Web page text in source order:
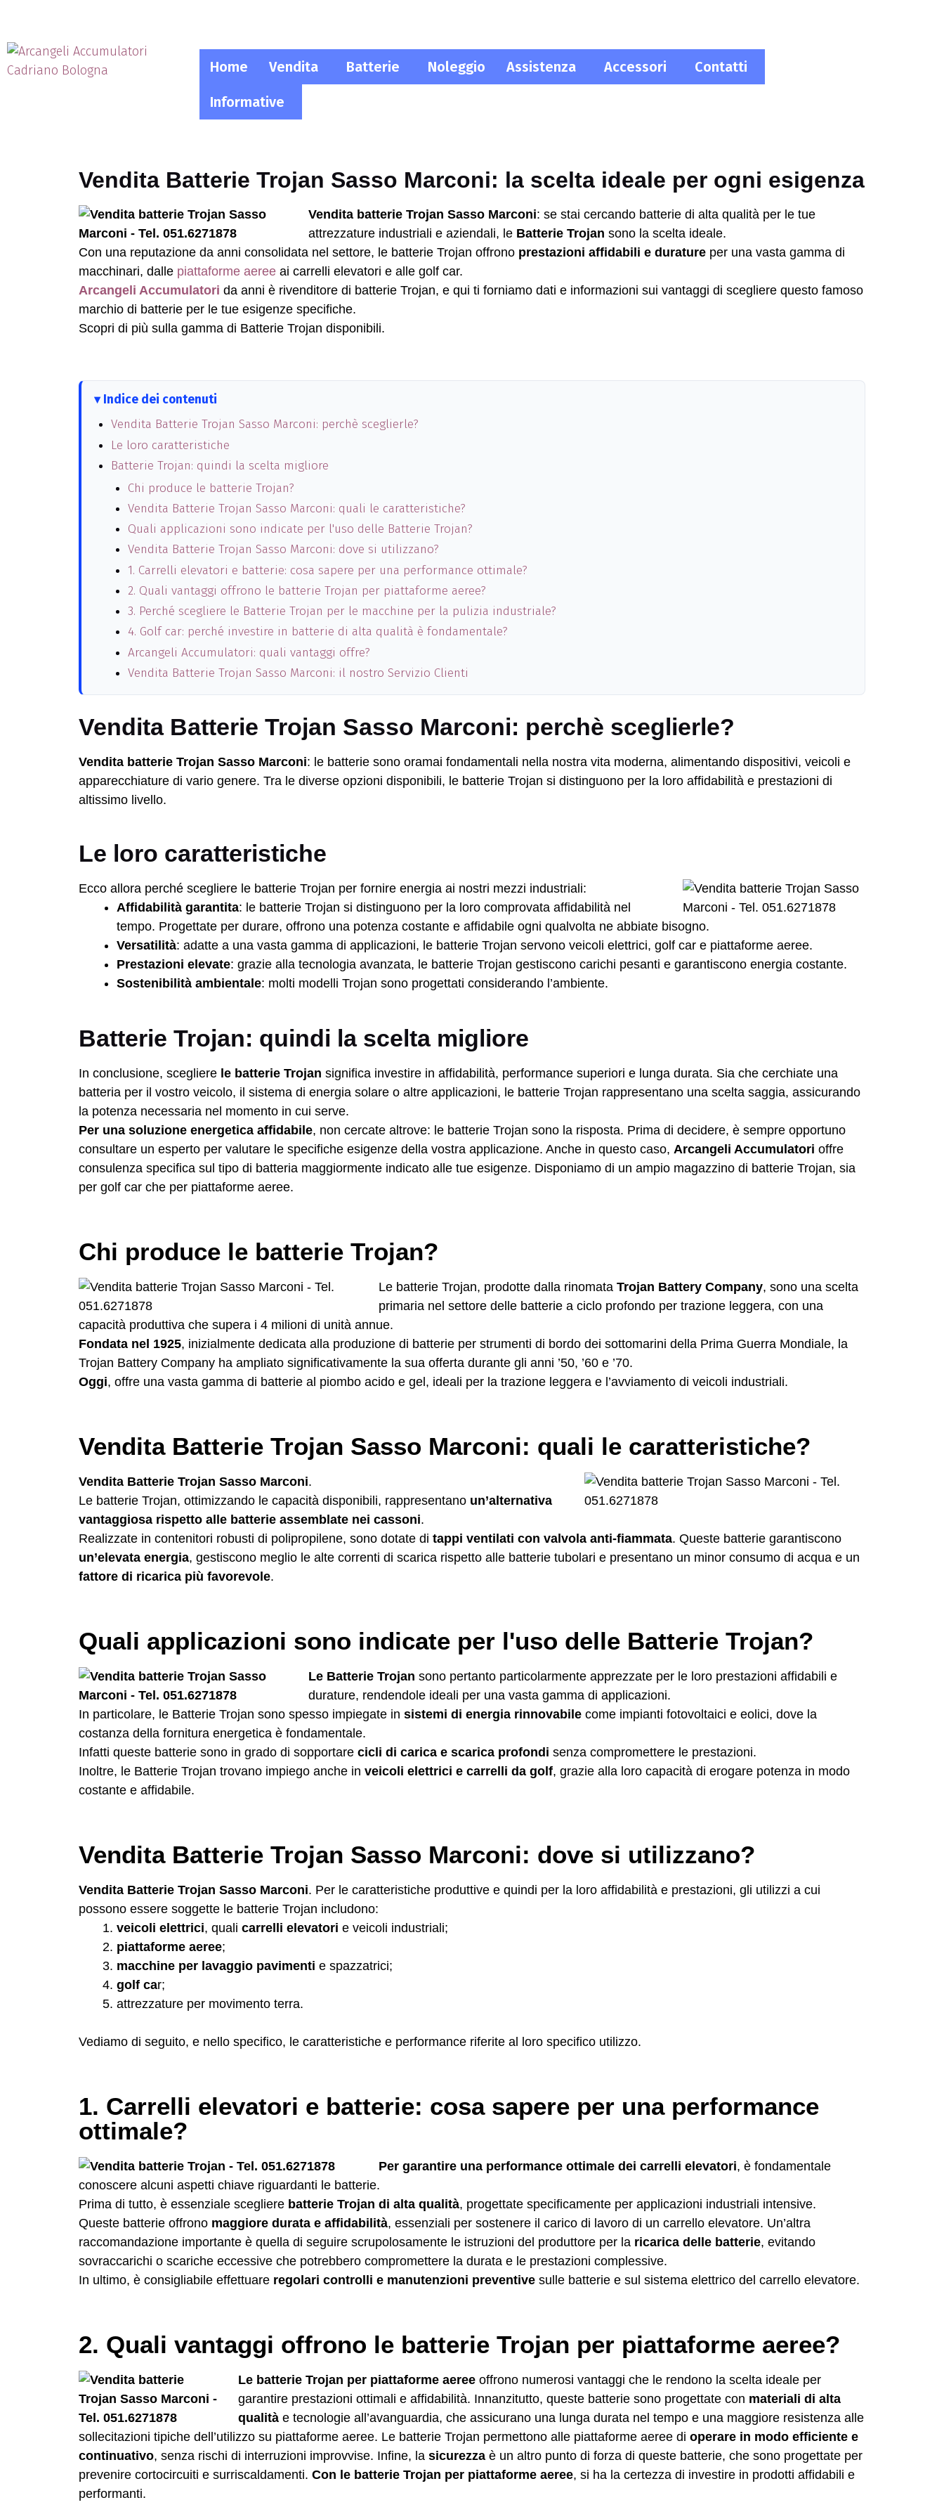
Home Vendita Batterie Noleggio Assistenza Accessori Contatti
Informative
Vendita Batterie Trojan Sasso Marconi: la scelta ideale per ogni esigenza
Vendita batterie Trojan Sasso Marconi: se stai cercando batterie di alta qualità per le tue
attrezzature industriali e aziendali, le Batterie Trojan sono la scelta ideale.
Con una reputazione da anni consolidata nel settore, le batterie Trojan offrono prestazioni affidabili e durature per una vasta gamma di
macchinari, dalle piattaforme aeree ai carrelli elevatori e alle golf car.
Arcangeli Accumulatori da anni è rivenditore di batterie Trojan, e qui ti forniamo dati e informazioni sui vantaggi di scegliere questo famoso
marchio di batterie per le tue esigenze specifiche.
Scopri di più sulla gamma di Batterie Trojan disponibili.
Indice dei contenuti
Vendita Batterie Trojan Sasso Marconi: perchè sceglierle?
Le loro caratteristiche
Batterie Trojan: quindi la scelta migliore
Chi produce le batterie Trojan?
Vendita Batterie Trojan Sasso Marconi: quali le caratteristiche?
Quali applicazioni sono indicate per l'uso delle Batterie Trojan?
Vendita Batterie Trojan Sasso Marconi: dove si utilizzano?
1. Carrelli elevatori e batterie: cosa sapere per una performance ottimale?
2. Quali vantaggi offrono le batterie Trojan per piattaforme aeree?
3. Perché scegliere le Batterie Trojan per le macchine per la pulizia industriale?
4. Golf car: perché investire in batterie di alta qualità è fondamentale?
Arcangeli Accumulatori: quali vantaggi offre?
Vendita Batterie Trojan Sasso Marconi: il nostro Servizio Clienti
Vendita Batterie Trojan Sasso Marconi: perchè sceglierle?
Vendita batterie Trojan Sasso Marconi: le batterie sono oramai fondamentali nella nostra vita moderna, alimentando dispositivi, veicoli e
apparecchiature di vario genere. Tra le diverse opzioni disponibili, le batterie Trojan si distinguono per la loro affidabilità e prestazioni di
altissimo livello.
Le loro caratteristiche
Ecco allora perché scegliere le batterie Trojan per fornire energia ai nostri mezzi industriali:
Affidabilità garantita: le batterie Trojan si distinguono per la loro comprovata affidabilità nel
tempo. Progettate per durare, offrono una potenza costante e affidabile ogni qualvolta ne abbiate bisogno.
Versatilità: adatte a una vasta gamma di applicazioni, le batterie Trojan servono veicoli elettrici, golf car e piattaforme aeree.
Prestazioni elevate: grazie alla tecnologia avanzata, le batterie Trojan gestiscono carichi pesanti e garantiscono energia costante.
Sostenibilità ambientale: molti modelli Trojan sono progettati considerando l’ambiente.
Batterie Trojan: quindi la scelta migliore
In conclusione, scegliere le batterie Trojan significa investire in affidabilità, performance superiori e lunga durata. Sia che cerchiate una
batteria per il vostro veicolo, il sistema di energia solare o altre applicazioni, le batterie Trojan rappresentano una scelta saggia, assicurando
la potenza necessaria nel momento in cui serve.
Per una soluzione energetica affidabile, non cercate altrove: le batterie Trojan sono la risposta. Prima di decidere, è sempre opportuno
consultare un esperto per valutare le specifiche esigenze della vostra applicazione. Anche in questo caso, Arcangeli Accumulatori offre
consulenza specifica sul tipo di batteria maggiormente indicato alle tue esigenze. Disponiamo di un ampio magazzino di batterie Trojan, sia
per golf car che per piattaforme aeree.
Chi produce le batterie Trojan?
Le batterie Trojan, prodotte dalla rinomata Trojan Battery Company, sono una scelta
primaria nel settore delle batterie a ciclo profondo per trazione leggera, con una
capacità produttiva che supera i 4 milioni di unità annue.
Fondata nel 1925, inizialmente dedicata alla produzione di batterie per strumenti di bordo dei sottomarini della Prima Guerra Mondiale, la
Trojan Battery Company ha ampliato significativamente la sua offerta durante gli anni ’50, ’60 e ’70.
Oggi, offre una vasta gamma di batterie al piombo acido e gel, ideali per la trazione leggera e l’avviamento di veicoli industriali.
Vendita Batterie Trojan Sasso Marconi: quali le caratteristiche?
Vendita Batterie Trojan Sasso Marconi.
Le batterie Trojan, ottimizzando le capacità disponibili, rappresentano un’alternativa
vantaggiosa rispetto alle batterie assemblate nei cassoni.
Realizzate in contenitori robusti di polipropilene, sono dotate di tappi ventilati con valvola anti-fiammata. Queste batterie garantiscono
un’elevata energia, gestiscono meglio le alte correnti di scarica rispetto alle batterie tubolari e presentano un minor consumo di acqua e un
fattore di ricarica più favorevole.
Quali applicazioni sono indicate per l'uso delle Batterie Trojan?
Le Batterie Trojan sono pertanto particolarmente apprezzate per le loro prestazioni affidabili e
durature, rendendole ideali per una vasta gamma di applicazioni.
In particolare, le Batterie Trojan sono spesso impiegate in sistemi di energia rinnovabile come impianti fotovoltaici e eolici, dove la
costanza della fornitura energetica è fondamentale.
Infatti queste batterie sono in grado di sopportare cicli di carica e scarica profondi senza compromettere le prestazioni.
Inoltre, le Batterie Trojan trovano impiego anche in veicoli elettrici e carrelli da golf, grazie alla loro capacità di erogare potenza in modo
costante e affidabile.
Vendita Batterie Trojan Sasso Marconi: dove si utilizzano?
Vendita Batterie Trojan Sasso Marconi. Per le caratteristiche produttive e quindi per la loro affidabilità e prestazioni, gli utilizzi a cui
possono essere soggette le batterie Trojan includono:
veicoli elettrici, quali carrelli elevatori e veicoli industriali;
piattaforme aeree;
macchine per lavaggio pavimenti e spazzatrici;
golf car;
attrezzature per movimento terra.
Vediamo di seguito, e nello specifico, le caratteristiche e performance riferite al loro specifico utilizzo.
1. Carrelli elevatori e batterie: cosa sapere per una performance
ottimale?
Per garantire una performance ottimale dei carrelli elevatori, è fondamentale
conoscere alcuni aspetti chiave riguardanti le batterie.
Prima di tutto, è essenziale scegliere batterie Trojan di alta qualità, progettate specificamente per applicazioni industriali intensive.
Queste batterie offrono maggiore durata e affidabilità, essenziali per sostenere il carico di lavoro di un carrello elevatore. Un’altra
raccomandazione importante è quella di seguire scrupolosamente le istruzioni del produttore per la ricarica delle batterie, evitando
sovraccarichi o scariche eccessive che potrebbero compromettere la durata e le prestazioni complessive.
In ultimo, è consigliabile effettuare regolari controlli e manutenzioni preventive sulle batterie e sul sistema elettrico del carrello elevatore.
2. Quali vantaggi offrono le batterie Trojan per piattaforme aeree?
Le batterie Trojan per piattaforme aeree offrono numerosi vantaggi che le rendono la scelta ideale per
garantire prestazioni ottimali e affidabilità. Innanzitutto, queste batterie sono progettate con materiali di alta
qualità e tecnologie all’avanguardia, che assicurano una lunga durata nel tempo e una maggiore resistenza alle
sollecitazioni tipiche dell’utilizzo su piattaforme aeree. Le batterie Trojan permettono alle piattaforme aeree di operare in modo efficiente e
continuativo, senza rischi di interruzioni improvvise. Infine, la sicurezza è un altro punto di forza di queste batterie, che sono progettate per
prevenire cortocircuiti e surriscaldamenti. Con le batterie Trojan per piattaforme aeree, si ha la certezza di investire in prodotti affidabili e
performanti.